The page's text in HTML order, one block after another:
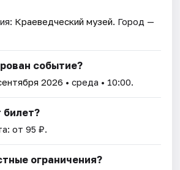
Краеведческий музей. Город —
событие?
2026 • среда • 10:00.
билет?
от 95 ₽.
ограничения?